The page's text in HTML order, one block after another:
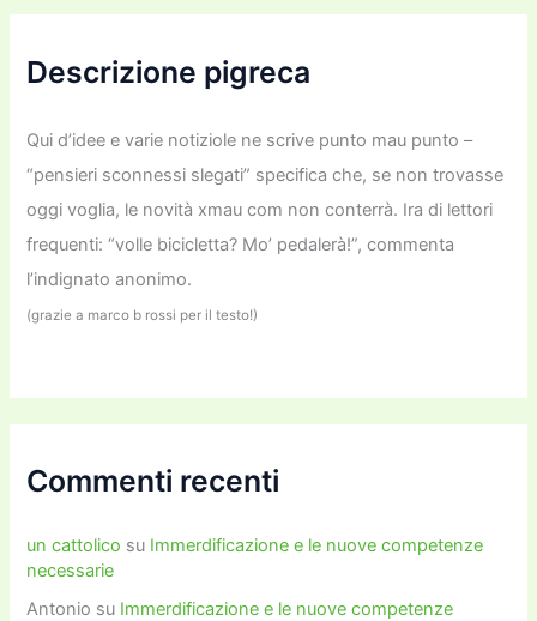
a
Descrizione pigreca
Qui d’idee e varie notiziole ne scrive punto mau punto –
“pensieri sconnessi slegati” specifica che, se non trovasse
oggi voglia, le novità xmau com non conterrà. Ira di lettori
frequenti: “volle bicicletta? Mo’ pedalerà!”, commenta
l’indignato anonimo.
(grazie a marco b rossi per il testo!)
Commenti recenti
un cattolico su Immerdificazione e le nuove competenze
necessarie
Antonio su Immerdificazione e le nuove competenze